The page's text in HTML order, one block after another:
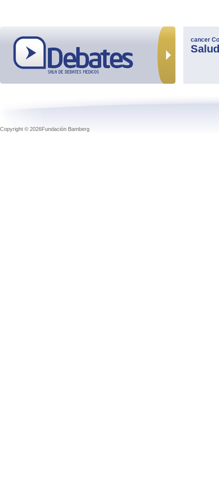
cancer
Salud
Copyright © 2026Fundación Bamberg